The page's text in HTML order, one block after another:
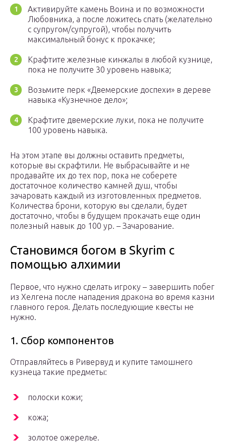
Активируйте камень Воина и по возможности
Любовника, а после ложитесь спать (желательно
с супругом/супругой), чтобы получить
максимальный бонус к прокачке;
Крафтите железные кинжалы в любой кузнице,
пока не получите 30 уровень навыка;
Возьмите перк «Двемерские доспехи» в дереве
навыка «Кузнечное дело»;
Крафтите двемерские луки, пока не получите
100 уровень навыка.
На этом этапе вы должны оставить предметы,
которые вы скрафтили. Не выбрасывайте и не
продавайте их до тех пор, пока не соберете
достаточное количество камней душ, чтобы
зачаровать каждый из изготовленных предметов.
Количества брони, которую вы сделали, будет
достаточно, чтобы в будущем прокачать еще один
полезный навык до 100 ур. – Зачарование.
Становимся богом в Skyrim с
помощью алхимии
Первое, что нужно сделать игроку – завершить побег
из Хелгена после нападения дракона во время казни
главного героя. Делать последующие квесты не
нужно.
1. Сбор компонентов
Отправляйтесь в Ривервуд и купите тамошнего
кузнеца такие предметы:
полоски кожи;
кожа;
золотое ожерелье.